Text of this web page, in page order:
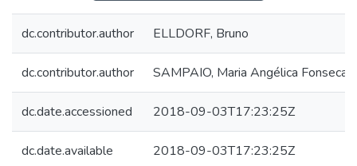
dc.contributor.author ELLDORF, Bruno
dc.contributor.author SAMPAIO, Maria Angélica Fonseca
dc.date.accessioned 2018-09-03T17:23:25Z
dc.date.available 2018-09-03T17:23:25Z